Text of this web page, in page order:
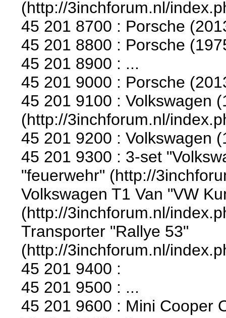
(http://3inchforum.nl/
45 201 8700 : Porsche
45 201 8800 : Porsche
45 201 8900 : ...
45 201 9000 : Porsche
45 201 9100 : Volkswagen
(http://3inchforum.nl/
45 201 9200 : Volkswagen
45 201 9300 : 3-set
"feuerwehr" (http://
Volkswagen T1 Van "VW
(http://3inchforum.nl/
Transporter "Rallye 53"
(http://3inchforum.nl/
45 201 9400 :
45 201 9500 : ...
45 201 9600 : Mini Cooper